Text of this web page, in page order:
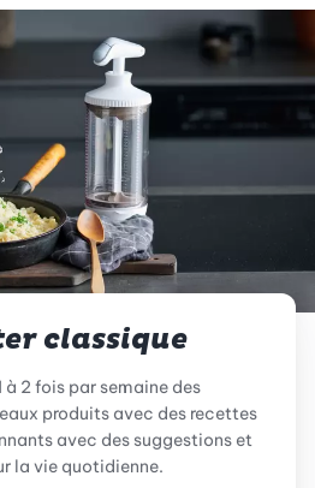
classique
à 2 fois par semaine des
produits avec des recettes
avec des suggestions et
la vie quotidienne.